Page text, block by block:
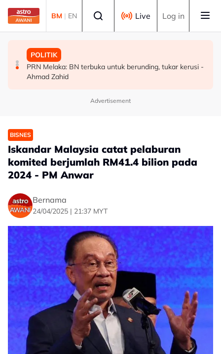
Skip to main content
BM | EN Live Log in
MALAYSIA
Malaysia bakal bina kilang fraksinasi plasma sendiri
dalam tempoh lima tahun - KKM
MALAYSIA
Rundingan import udang Thailand dijangka selesai
pertengahan bulan ini - Mohamad
POLITIK
PRN Melaka: BN terbuka untuk berunding, tukar kerusi -
Ahmad Zahid
Advertisement
BISNES
Iskandar Malaysia catat pelaburan
komited berjumlah RM41.4 bilion pada
2024 - PM Anwar
Bernama
24/04/2025 | 21:37 MYT